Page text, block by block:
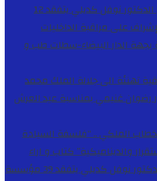
الدكتور نوفل كديلي يتفقد 12
على مراقبة الداخليات
الدار البيضاء-سطاتطب و
تهنئة الى جلالة الملك محمد
غنيمي بمناسبة عيد العرش
الملكي .. “فلسفة السيادة
والديناميكية”كتاب و اراء
الدكتور نوفل كديلي يتفقد 39 مؤسسة